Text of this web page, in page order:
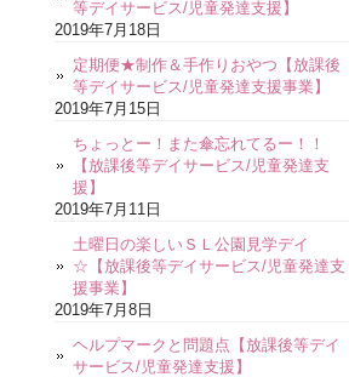
等デイサービス/児童発達支援】
2019年7月18日
定期便★制作＆手作りおやつ【放課後
等デイサービス/児童発達支援事業】
2019年7月15日
ちょっとー！また傘忘れてるー！！
【放課後等デイサービス/児童発達支
援】
2019年7月11日
土曜日の楽しいＳＬ公園見学デイ
☆【放課後等デイサービス/児童発達支
援事業】
2019年7月8日
ヘルプマークと問題点【放課後等デイ
サービス/児童発達支援】